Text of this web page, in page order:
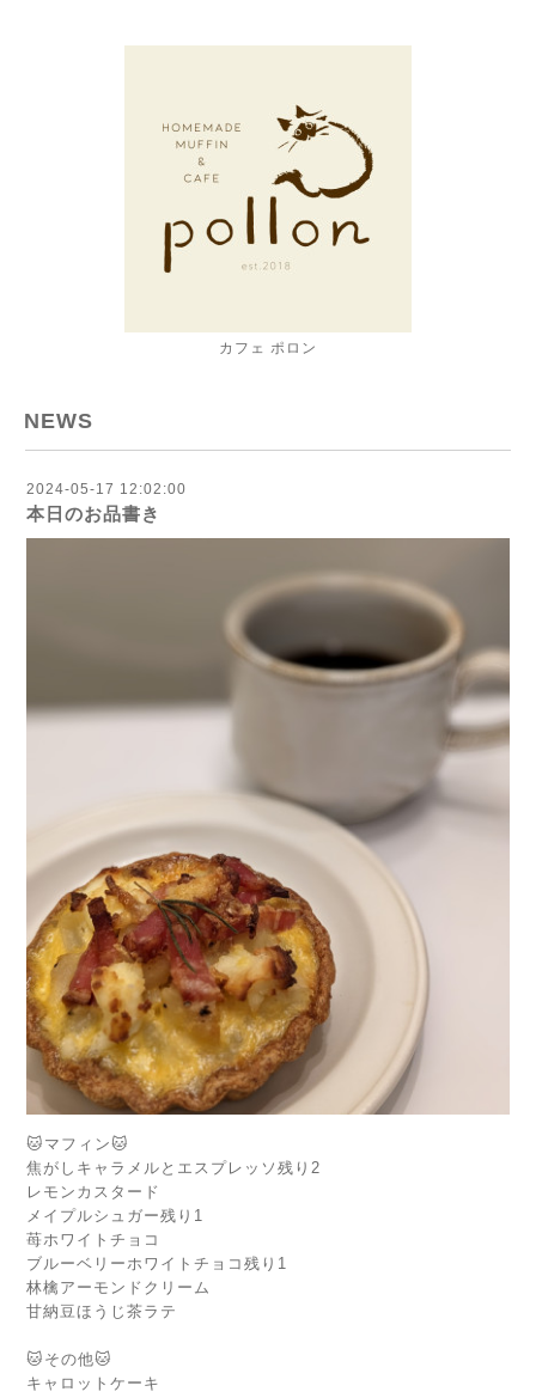
カフェ ポロン
NEWS
2024-05-17 12:02:00
本日のお品書き
🐱マフィン🐱
焦がしキャラメルとエスプレッソ残り2
レモンカスタード
メイプルシュガー残り1
苺ホワイトチョコ
ブルーベリーホワイトチョコ残り1
林檎アーモンドクリーム
甘納豆ほうじ茶ラテ
🐱その他🐱
キャロットケーキ